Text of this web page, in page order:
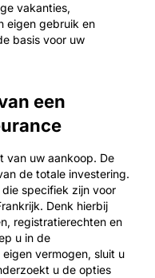
vakanties,
eigen gebruik en
basis voor uw
een
van uw aankoop. De
de totale investering.
specifiek zijn voor
Denk hierbij
registratierechten en
u in de
vermogen, sluit u
u de opties